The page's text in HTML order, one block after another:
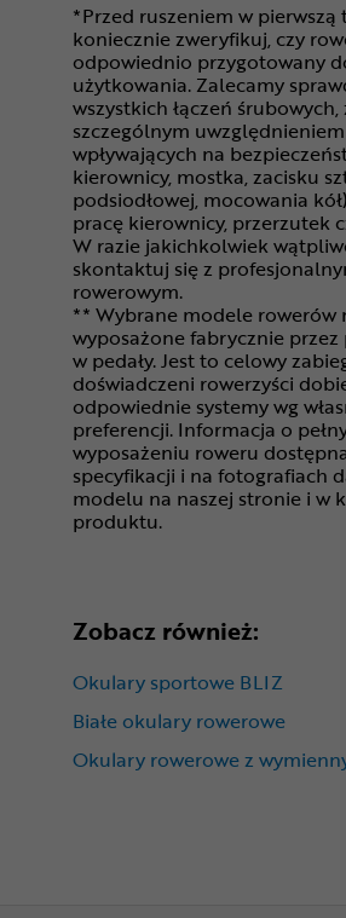
*Przed ruszeniem w pierwszą
koniecznie zweryfikuj, czy
odpowiednio przygotowany
użytkowania. Zalecamy
wszystkich łączeń śrubowych,
szczególnym
wpływających na
kierownicy, mostka, zacisku
podsiodłowej, mocowania
pracę kierownicy, przerzutek
W razie jakichkolwiek
skontaktuj się z
rowerowym.
** Wybrane modele rowerów
wyposażone fabrycznie
w pedały. Jest to celowy
doświadczeni rowerzyści
odpowiednie systemy wg
preferencji. Informacja o
wyposażeniu roweru
specyfikacji i na fotografiach
modelu na naszej stronie i w
produktu.
Zobacz również:
Okulary sportowe BLIZ
Białe okulary rowerowe
Okulary rowerowe z